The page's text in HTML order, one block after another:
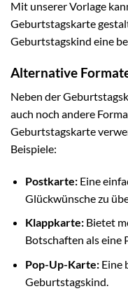
Mit unserer Vorlage
Geburtstagskarte
Geburtstagskind eine
Alternative
Neben der
auch noch andere
Geburtstagskarte
Beispiele:
Postkarte:Eine
Glückwünsche zu
Klappkarte:Bietet
Botschaften als eine
Pop-Up-Karte:Eine
Geburtstagskind.